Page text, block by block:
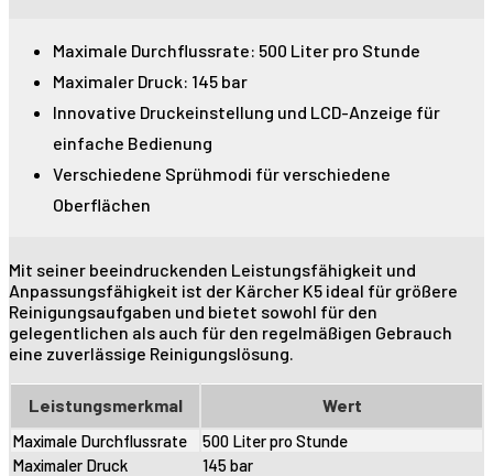
Maximale Durchflussrate: 500 Liter pro Stunde
Maximaler Druck: 145 bar
Innovative Druckeinstellung und LCD-Anzeige für
einfache Bedienung
Verschiedene Sprühmodi für verschiedene
Oberflächen
Mit seiner beeindruckenden Leistungsfähigkeit und
Anpassungsfähigkeit ist der Kärcher K5 ideal für größere
Reinigungsaufgaben und bietet sowohl für den
gelegentlichen als auch für den regelmäßigen Gebrauch
eine zuverlässige Reinigungslösung.
Leistungsmerkmal Wert
Maximale Durchflussrate
500 Liter pro Stunde
Maximaler Druck
145 bar